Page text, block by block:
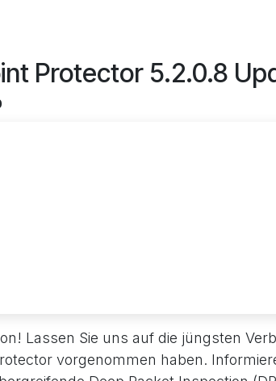
Protector 5.2.0.8
Lassen Sie uns auf die jüngsten
vorgenommen haben.